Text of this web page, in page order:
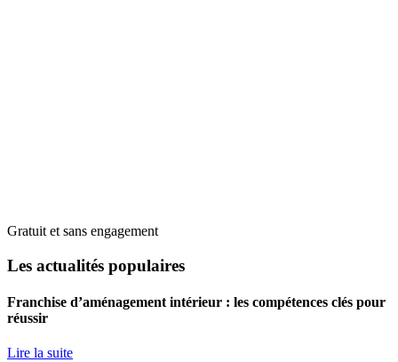
Gratuit et sans engagement
Les actualités populaires
Franchise d’aménagement intérieur : les compétences clés pour
réussir
Lire la suite